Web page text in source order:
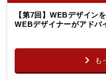
【第7回】WEBデザイン
WEBデザイナーがアドバ
も